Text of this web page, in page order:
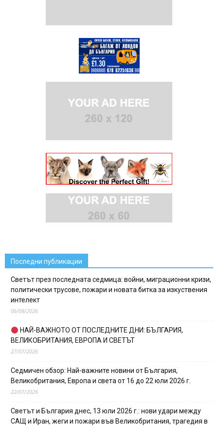
Последни публикации
Светът през последната седмица: войни, миграционни кризи,
политически трусове, пожари и новата битка за изкуствения
интелект
06/08/2026
НАЙ-ВАЖНОТО ОТ ПОСЛЕДНИТЕ ДНИ: БЪЛГАРИЯ,
ВЕЛИКОБРИТАНИЯ, ЕВРОПА И СВЕТЪТ
27/07/2026
Седмичен обзор: Най-важните новини от България,
Великобритания, Европа и света от 16 до 22 юли 2026 г.
22/07/2026
Светът и България днес, 13 юли 2026 г.: нови удари между
САЩ и Иран, жеги и пожари във Великобритания, трагедия в